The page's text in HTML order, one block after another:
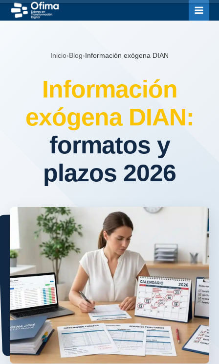
Ir
Inicio›Blog›Información exógena DIAN
Información
exógena DIAN:
formatos y
plazos 2026